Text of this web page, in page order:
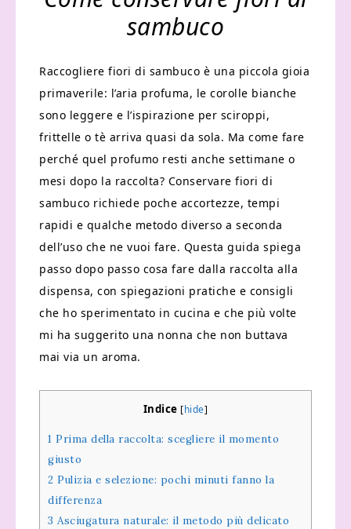
sambuco​
Raccogliere fiori di sambuco è una piccola gioia
primaverile: l’aria profuma, le corolle bianche
sono leggere e l’ispirazione per sciroppi,
frittelle o tè arriva quasi da sola. Ma come fare
perché quel profumo resti anche settimane o
mesi dopo la raccolta? Conservare fiori di
sambuco richiede poche accortezze, tempi
rapidi e qualche metodo diverso a seconda
dell’uso che ne vuoi fare. Questa guida spiega
passo dopo passo cosa fare dalla raccolta alla
dispensa, con spiegazioni pratiche e consigli
che ho sperimentato in cucina e che più volte
mi ha suggerito una nonna che non buttava
mai via un aroma.
Indice [hide]
1 Prima della raccolta: scegliere il momento
giusto
2 Pulizia e selezione: pochi minuti fanno la
differenza
3 Asciugatura naturale: il metodo più delicato